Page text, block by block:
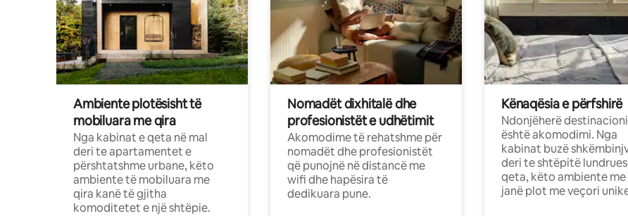
Ambiente plotësisht të
mobiluara me qira
Nga kabinat e qeta në mal
deri te apartamentet e
përshtatshme urbane, këto
ambiente të mobiluara me
qira kanë të gjitha
komoditetet e një shtëpie.
Nomadët dixhitalë dhe
profesionistët e udhëtimit
Akomodime të rehatshme për
nomadët dhe profesionistët
që punojnë në distancë me
wifi dhe hapësira të
dedikuara pune.
Kënaqësia e përfshirë
Ndonjëherë destinacioni
është akomodimi. Nga
kabinat buzë
deri te shtëpitë
qeta, këto ambiente me
janë plot me veçori